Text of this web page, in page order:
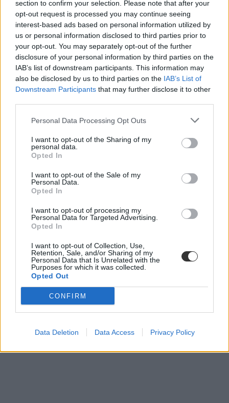
section to confirm your selection. Please note that after your
opt-out request is processed you may continue seeing
interest-based ads based on personal information utilized by
us or personal information disclosed to third parties prior to
your opt-out. You may separately opt-out of the further
disclosure of your personal information by third parties on the
IAB’s list of downstream participants. This information may
also be disclosed by us to third parties on the IAB’s List of
Downstream Participants that may further disclose it to other
Personal Data Processing Opt Outs
I want to opt-out of the Sharing of my
personal data.
Opted In
I want to opt-out of the Sale of my
Personal Data.
Opted In
I want to opt-out of processing my
Personal Data for Targeted Advertising.
Opted In
I want to opt-out of Collection, Use,
Retention, Sale, and/or Sharing of my
Personal Data that Is Unrelated with the
Purposes for which it was collected.
Opted Out
CONFIRM
Data Deletion Data Access Privacy Policy
biológia érettségi
biológiaérettségi
érettségi 2024